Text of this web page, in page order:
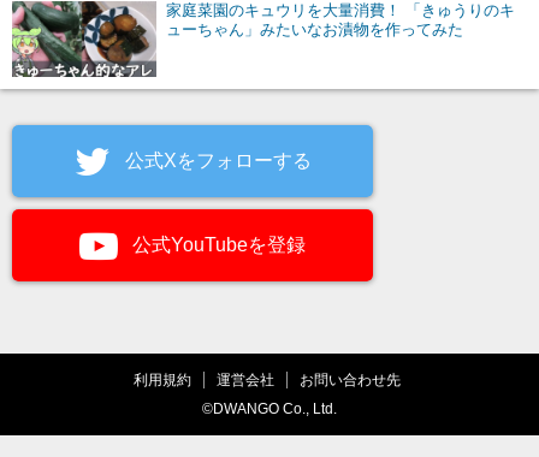
家庭菜園のキュウリを大量消費！ 「きゅうりのキ
ューちゃん」みたいなお漬物を作ってみた
公式Xをフォローする
公式YouTubeを登録
利用規約 運営会社
お問い合わせ先
©DWANGO Co., Ltd.